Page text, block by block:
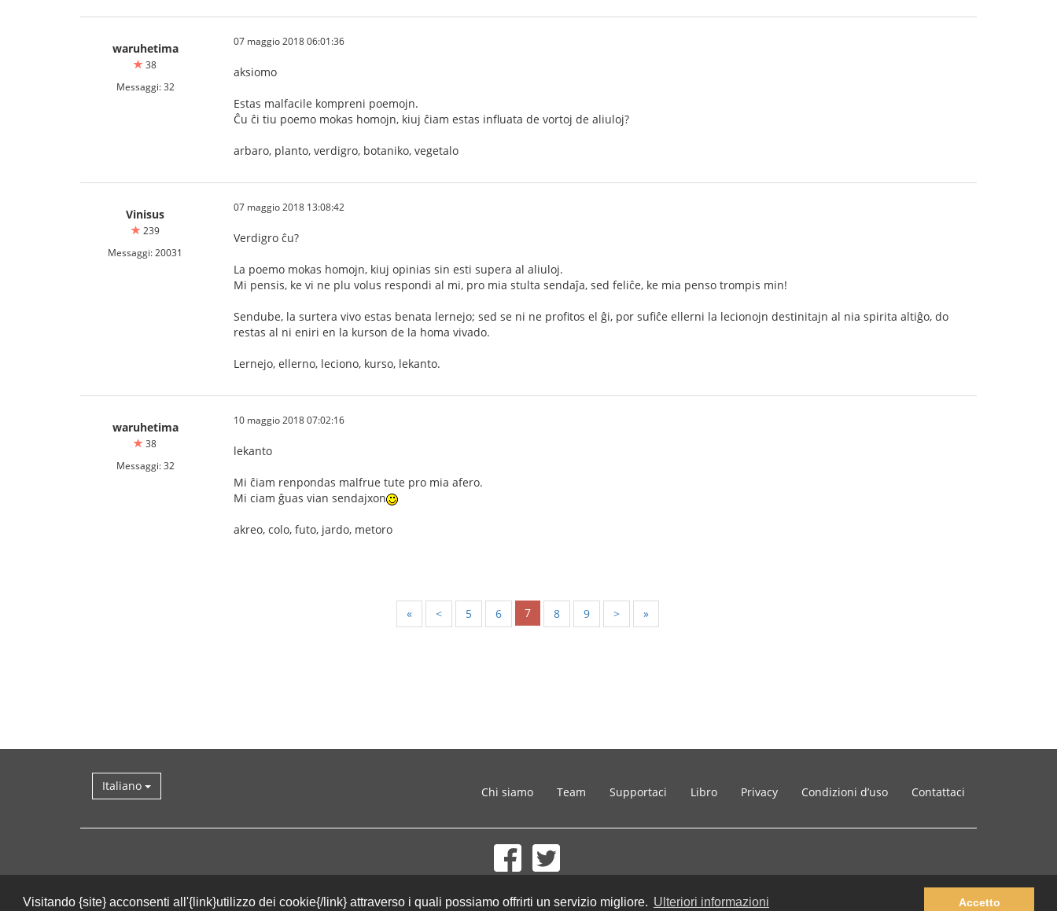
Visitando {site} acconsenti all'{link}utilizzo dei cookie{/link} attraverso i quali possiamo offrirti un servizio migliore. Ulteriori informazioni Accetto
waruhetima
38
Messaggi: 32
07 maggio 2018 06:01:36
aksiomo
Estas malfacile kompreni poemojn.
Ĉu ĉi tiu poemo mokas homojn, kiuj ĉiam estas influata de vortoj de aliuloj?
arbaro, planto, verdigro, botaniko, vegetalo
Vinisus
239
Messaggi: 20031
07 maggio 2018 13:08:42
Verdigro ĉu?
La poemo mokas homojn, kiuj opinias sin esti supera al aliuloj.
Mi pensis, ke vi ne plu volus respondi al mi, pro mia stulta sendaĵa, sed feliĉe, ke mia penso trompis min!
Sendube, la surtera vivo estas benata lernejo; sed se ni ne profitos el ĝi, por sufiĉe ellerni la lecionojn destinitajn al nia spirita altiĝo, do
restas al ni eniri en la kurson de la homa vivado.
Lernejo, ellerno, leciono, kurso, lekanto.
waruhetima
38
Messaggi: 32
10 maggio 2018 07:02:16
lekanto
Mi ĉiam renpondas malfrue tute pro mia afero.
Mi ciam ĝuas vian sendajxon
akreo, colo, futo, jardo, metoro
« < 5 6 7 8 9 > »
Italiano Chi siamo Team Supportaci Libro Privacy Condizioni d’uso Contattaci